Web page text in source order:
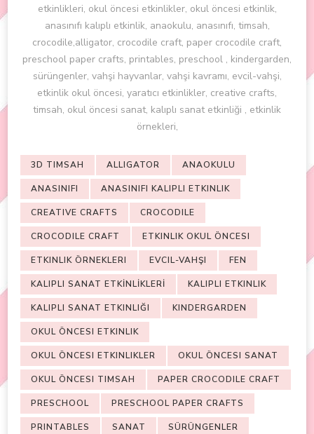
etkinlikleri, okul öncesi etkinlikler, okul öncesi etkinlik,
anasınıfı kalıplı etkinlik, anaokulu, anasınıfı, timsah,
crocodile,alligator, crocodile craft, paper crocodile craft,
preschool paper crafts, printables, preschool , kindergarden,
sürüngenler, vahşi hayvanlar, vahşi kavramı, evcil-vahşi,
etkinlik okul öncesi, yaratıcı etkinlikler, creative crafts,
timsah, okul öncesi sanat, kalıplı sanat etkinliği , etkinlik
örnekleri,
3D TIMSAH ALLIGATOR ANAOKULU
ANASINIFI ANASINIFI KALIPLI ETKINLIK
CREATIVE CRAFTS CROCODILE
CROCODILE CRAFT ETKINLIK OKUL ÖNCESI
ETKINLIK ÖRNEKLERI EVCIL-VAHŞI FEN
KALIPLI SANAT ETKİNLİKLERİ KALIPLI ETKINLIK
KALIPLI SANAT ETKINLIĞI KINDERGARDEN
OKUL ÖNCESI ETKINLIK
OKUL ÖNCESI ETKINLIKLER OKUL ÖNCESI SANAT
OKUL ÖNCESI TIMSAH PAPER CROCODILE CRAFT
PRESCHOOL PRESCHOOL PAPER CRAFTS
PRINTABLES SANAT SÜRÜNGENLER